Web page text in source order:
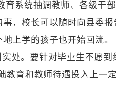
系统抽调教师、各级干
，校长可以随时向县委报
上学的孩子也开始回流。
处。要针对毕业生不愿到
教育和教师待遇投入上一